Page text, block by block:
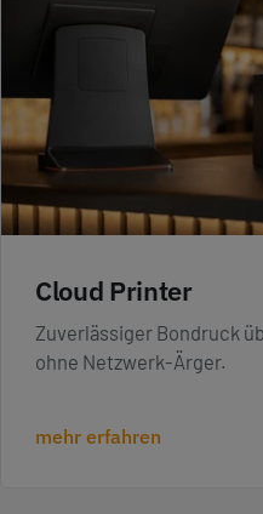
Cloud Printer
Zuverlässiger Bondruck
ohne Netzwerk-Ärger.
mehr erfahren